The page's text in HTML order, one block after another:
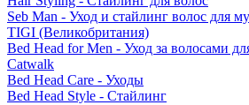
Seb Man - Уход и стайлинг волос для
TIGI (Великобритания)
Bed Head for Men - Уход за волосами
Catwalk
Bed Head Care - Уходы
Bed Head Style - Стайлинг